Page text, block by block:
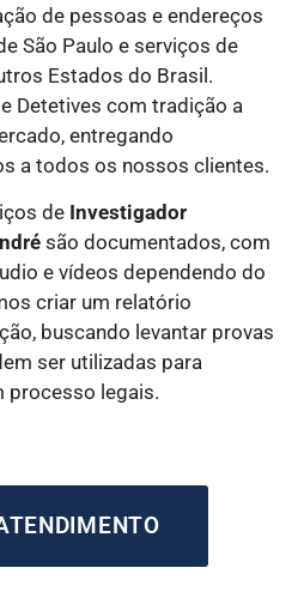
de pessoas e endereços
São Paulo e serviços de
Estados do Brasil.
Detetives com tradição a
entregando
a todos os nossos clientes.
de Investigador
são documentados, com
e vídeos dependendo do
criar um relatório
buscando levantar provas
ser utilizadas para
processo legais.